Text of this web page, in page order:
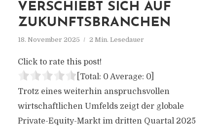
VERSCHIEBT SICH AUF
ZUKUNFTSBRANCHEN
18. November 2025 2 Min. Lesedauer
Click to rate this post!
[Total: 0 Average: 0]
Trotz eines weiterhin anspruchsvollen
wirtschaftlichen Umfelds zeigt der globale
Private-Equity-Markt im dritten Quartal 2025